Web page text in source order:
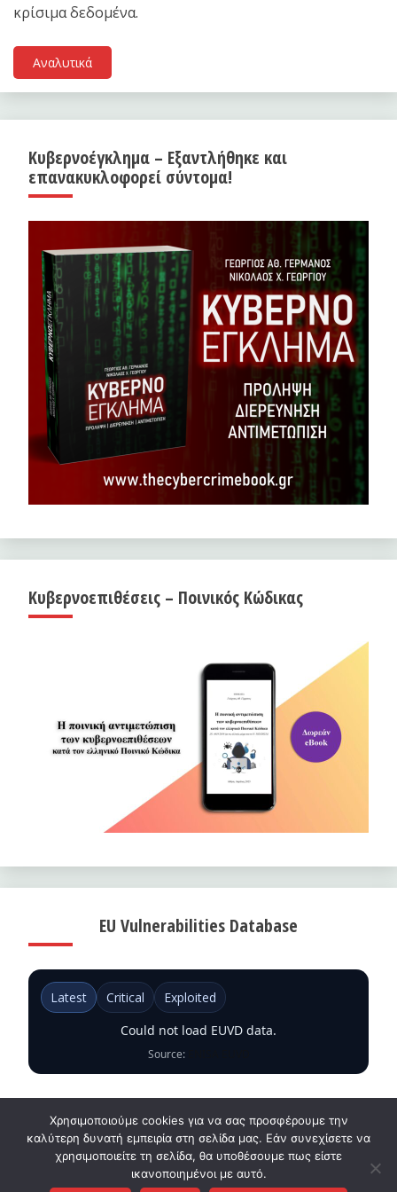
κρίσιμα δεδομένα.
Αναλυτικά
Κυβερνοέγκλημα – Εξαντλήθηκε και
επανακυκλοφορεί σύντομα!
Κυβερνοεπιθέσεις – Ποινικός Κώδικας
EU Vulnerabilities Database
Latest Critical
Exploited
Could not load EUVD data.
Source:
Χρησιμοποιούμε cookies για να σας προσφέρουμε την
καλύτερη δυνατή εμπειρία στη σελίδα μας. Εάν συνεχίσετε να
χρησιμοποιείτε τη σελίδα, θα υποθέσουμε πως είστε
ικανοποιημένοι με αυτό.